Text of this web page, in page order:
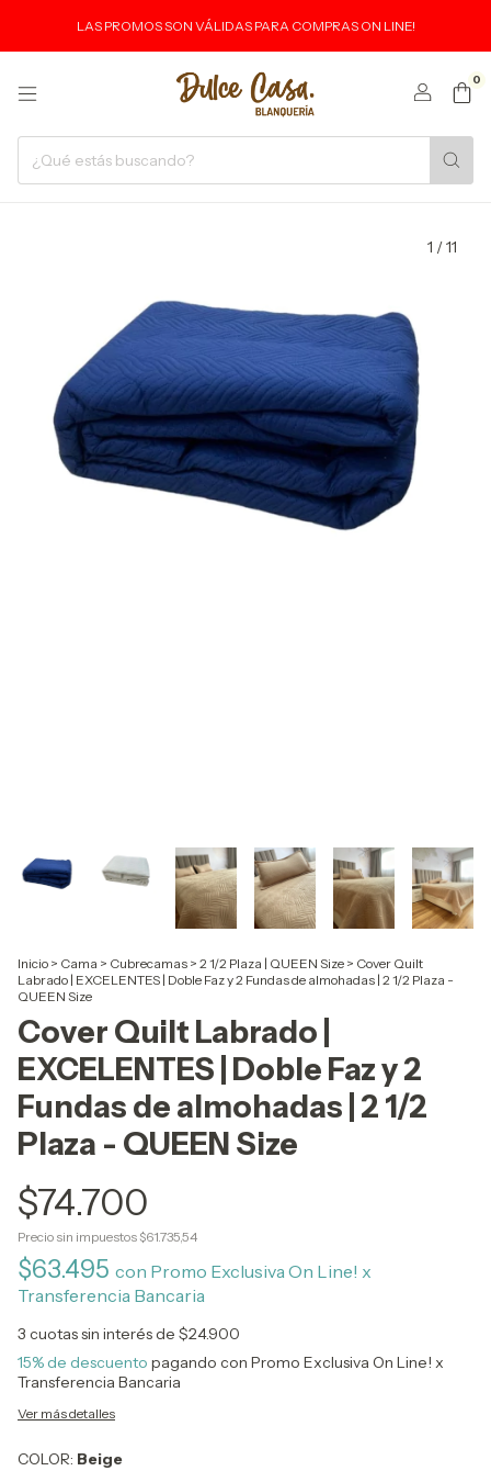
LAS PROMOS SON VÁLIDAS PARA COMPRAS ON LINE!
0
1 /11
Inicio > Cama > Cubrecamas > 2 1/2 Plaza | QUEEN Size > Cover Quilt
Labrado | EXCELENTES | Doble Faz y 2 Fundas de almohadas | 2 1/2 Plaza -
QUEEN Size
Cover Quilt Labrado |
EXCELENTES | Doble Faz y 2
Fundas de almohadas | 2 1/2
Plaza - QUEEN Size
$74.700
Precio sin impuestos $61.735,54
$63.495 con Promo Exclusiva On Line! x
Transferencia Bancaria
3 cuotas sin interés de $24.900
15% de descuento pagando con Promo Exclusiva On Line! x
Transferencia Bancaria
Ver más detalles
COLOR: Beige